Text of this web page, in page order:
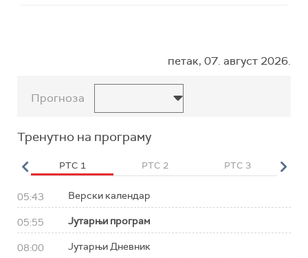
петак, 07. август 2026.
Прогноза
Тренутно на програму
РТС 1 РТС 2 РТС 3
05:43 Верски календар
05:55 Јутарњи програм
08:00 Јутарњи Дневник